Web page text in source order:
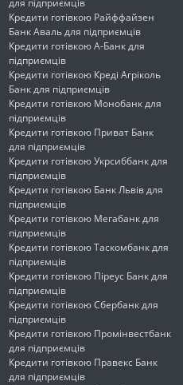
для підприємців
Кредити готівкою Райффайзен
Банк Аваль для підприємців
Кредити готівкою А-Банк для
підприємців
Кредити готівкою Креді Агріколь
Банк для підприємців
Кредити готівкою Монобанк для
підприємців
Кредити готівкою Приват Банк
для підприємців
Кредити готівкою Укрсиббанк для
підприємців
Кредити готівкою Банк Львів для
підприємців
Кредити готівкою Мегабанк для
підприємців
Кредити готівкою Таскомбанк для
підприємців
Кредити готівкою Піреус Банк для
підприємців
Кредити готівкою Сбербанк для
підприємців
Кредити готівкою Промінвестбанк
для підприємців
Кредити готівкою Правекс Банк
для підприємців